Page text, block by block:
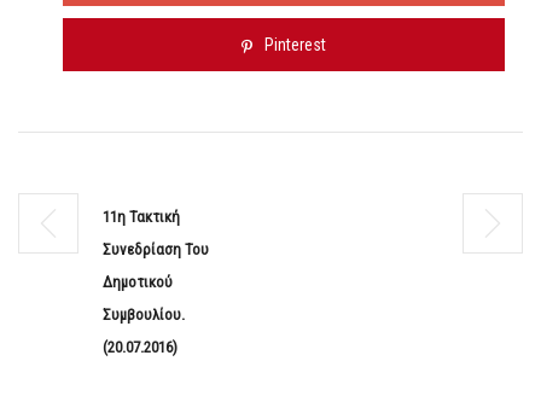
Pinterest
11η Τακτική
Συνεδρίαση Του
Δημοτικού
Συμβουλίου.
(20.07.2016)